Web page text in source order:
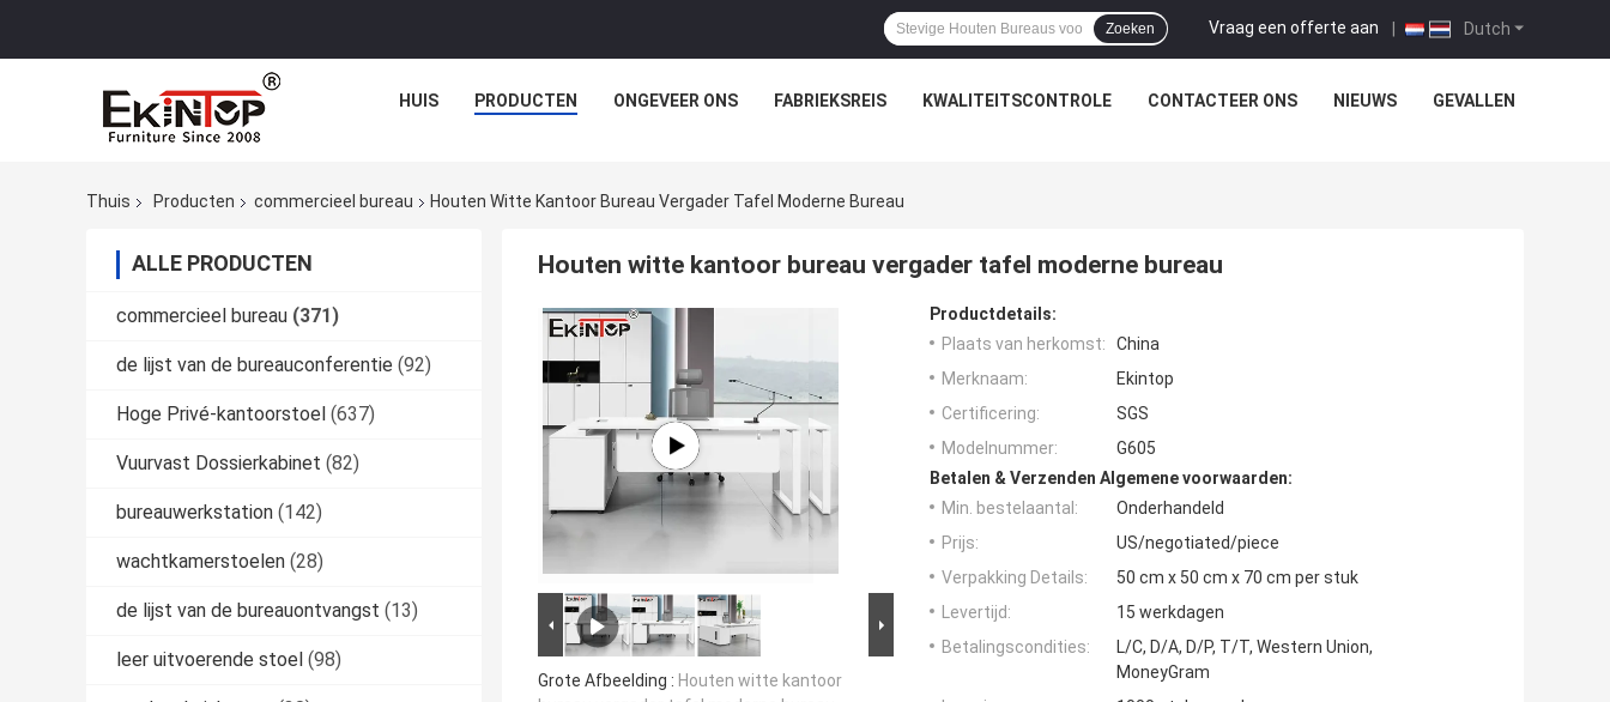
Dutch
Vraag een offerte aan |
Zoeken
HUIS PRODUCTEN ONGEVEER ONS FABRIEKSREIS KWALITEITSCONTROLE CONTACTEER ONS NIEUWS GEVALLEN
Thuis Producten commercieel bureau Houten Witte Kantoor Bureau Vergader Tafel Moderne Bureau
ALLE PRODUCTEN
commercieel bureau (371)
de lijst van de bureauconferentie (92)
Hoge Privé-kantoorstoel (637)
Vuurvast Dossierkabinet (82)
bureauwerkstation (142)
wachtkamerstoelen (28)
de lijst van de bureauontvangst (13)
leer uitvoerende stoel (98)
Houten witte kantoor bureau vergader tafel moderne bureau
Grote Afbeelding : Houten witte kantoor
Productdetails:
Plaats van herkomst:
China
Merknaam:
Ekintop
Certificering:
SGS
Modelnummer:
G605
Betalen & Verzenden Algemene voorwaarden:
Min. bestelaantal:
Onderhandeld
Prijs:
US/negotiated/piece
Verpakking Details:
50 cm x 50 cm x 70 cm per stuk
Levertijd:
15 werkdagen
Betalingscondities:
L/C, D/A, D/P, T/T, Western Union,
MoneyGram